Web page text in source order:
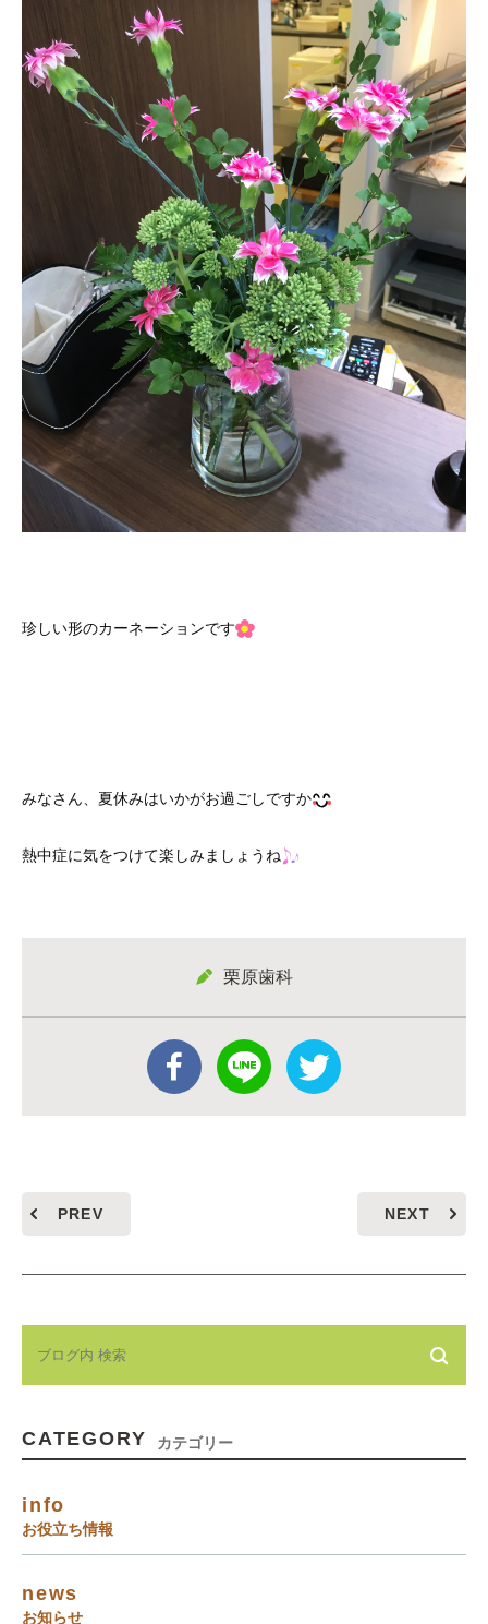
珍しい形のカーネーションです
みなさん、夏休みはいかがお過ごしですか
熱中症に気をつけて楽しみましょうね
栗原歯科
PREV NEXT
CATEGORY カテゴリー
info
お役立ち情報
news
お知らせ